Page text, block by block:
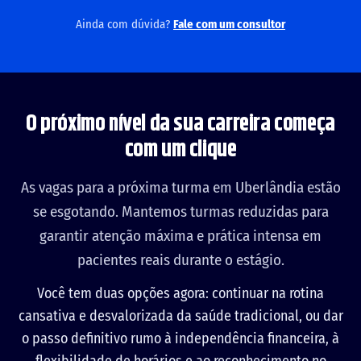
carreira entra em contato pelo WhatsApp para validar seu
Ainda com dúvida? Fale com um consultor
O próximo nível da sua carreira começa
com um clique
As vagas para a próxima turma em Uberlândiaestão
se esgotando. Mantemos turmas reduzidas para
garantir atenção máxima e prática intensa em
pacientes reais durante o estágio.
Você tem duas opções agora: continuar na rotina
cansativa e desvalorizada da saúde tradicional, ou dar
o passo definitivo rumo à independência financeira, à